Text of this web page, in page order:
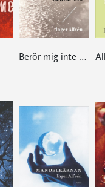
Berör mig inte Berör mig